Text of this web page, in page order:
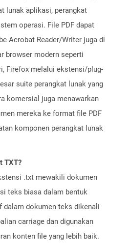
lunak aplikasi, perangkat
operasi. File PDF dapat
Acrobat Reader/Writer juga di
browser modern seperti
Firefox melalui ekstensi/plug-
suite perangkat lunak yang
komersial juga menawarkan
mereka ke format file PDF
komponen perangkat lunak
TXT?
.txt mewakili dokumen
teks biasa dalam bentuk
dalam dokumen teks dikenali
carriage dan digunakan
konten file yang lebih baik.